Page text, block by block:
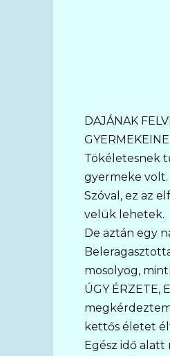
DAJÁNAK
Tökéletesnek
gyermeke
Szóval, ez az
velük lehetek.
De aztán egy
mosolyog,
ÚGY ÉRZETE,
kettős életet
Egész idő